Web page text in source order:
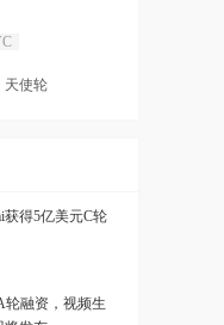
天使轮
获得5亿美元C轮
轮融资，视频生